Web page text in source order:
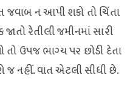
જવાબ ન આપી શકો તો ચિંતા
રેતીલી જમીનમાં સારી
ઉપજ ભાગ્ય પર છોડી દેતા
નહીં. વાત એટલી સીધી છે.